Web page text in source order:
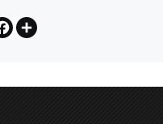
Facebook